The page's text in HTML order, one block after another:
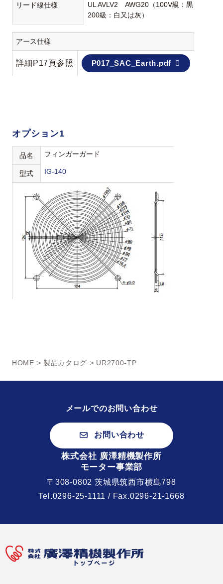
リード線仕様
UL AVLV2 AWG20（100V級：黒
200級：白又は灰）
アース仕様
詳細P17頁参照 P017_SAC_Earth.pdf
オプション1
品名 フィンガーガード
型式 IG-140
HOME > 製品カタログ > UR2700-TP
メールでのお問い合わせ
お問い合わせ
株式会社 廣澤精機製作所
モーター事業部
〒308-0802 茨城県筑西市横島798
Tel.0296-25-1111 / Fax.0296-21-1668